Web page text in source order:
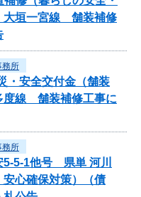
大垣一宮線 舗装補修
務所
・安全交付金（舗装
度線 舗装補修工事に
務所
5-5-1他号 県単 河川
心確保対策）（債